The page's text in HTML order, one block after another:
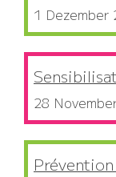
1 Dezember
28